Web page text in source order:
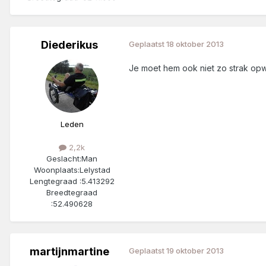
Diederikus
Leden
2,2k
Geslacht:Man
Woonplaats:Lelystad
Lengtegraad :5.413292
Breedtegraad
:52.490628
Geplaatst18 oktober 2013
Je moet hem ook niet zo strak
martijnmartine Geplaatst19 oktober 2013